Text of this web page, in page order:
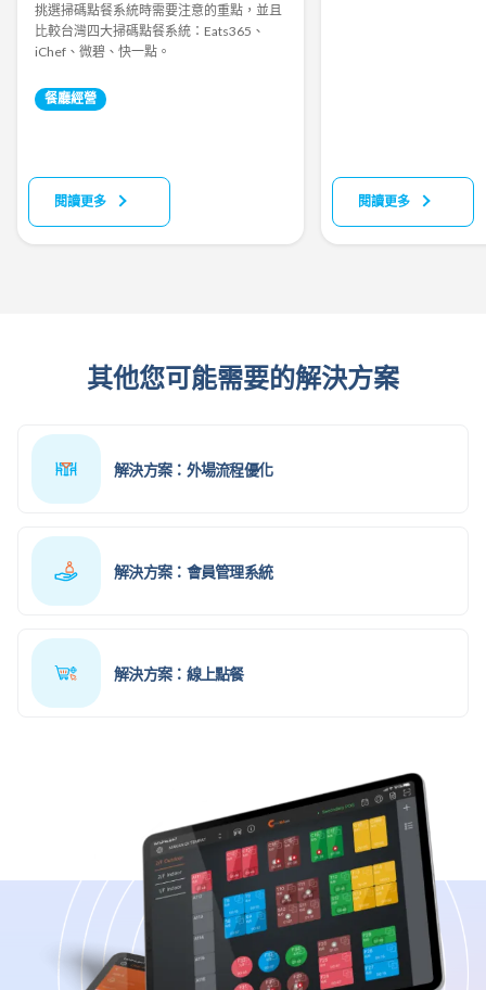
挑選掃碼點餐系統時需要注意的重點，並且
比較台灣四大掃碼點餐系統：Eats365、
iChef、微碧、快一點。
餐廳經營
閱讀更多 閱讀更多
其他您可能需要的解決方案
解決方案：外場流程優化
解決方案：會員管理系統
解決方案：線上點餐